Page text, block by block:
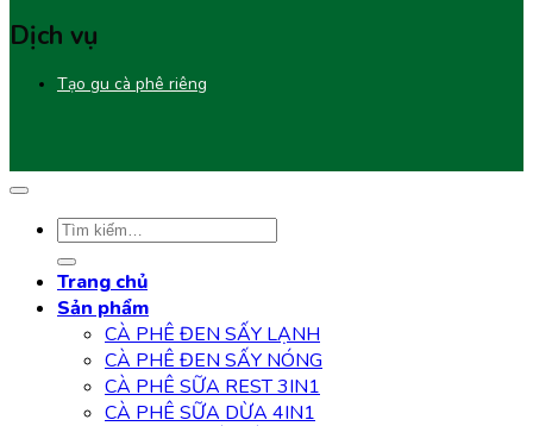
Dịch vụ
Tạo gu cà phê riêng
Tìm
kiếm:
Trang chủ
Sản phẩm
CÀ PHÊ ĐEN SẤY LẠNH
CÀ PHÊ ĐEN SẤY NÓNG
CÀ PHÊ SỮA REST 3IN1
CÀ PHÊ SỮA DỪA 4IN1